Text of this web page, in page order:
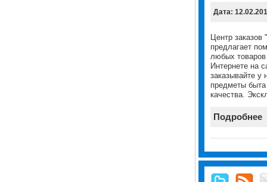
Дата:
Центр
предлагает
любых
Интернете на
заказывайте
предметы быта
качества.
Подробнее